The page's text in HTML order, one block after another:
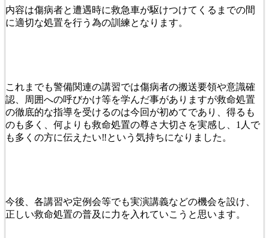
内容は傷病者と遭遇時に救急車が駆けつけてくるまでの間
に適切な処置を行う為の訓練となります。
これまでも警備関連の講習では傷病者の搬送要領や意識確
認、周囲への呼びかけ等を学んだ事がありますが救命処置
の徹底的な指導を受けるのは今回が初めてであり、得るも
のも多く、何よりも救命処置の尊さ大切さを実感し、1人で
も多くの方に伝えたい‼︎という気持ちになりました。
今後、各講習や定例会等でも実演講義などの機会を設け、
正しい救命処置の普及に力を入れていこうと思います。